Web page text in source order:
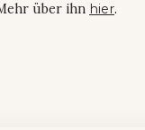
über ihn hier.